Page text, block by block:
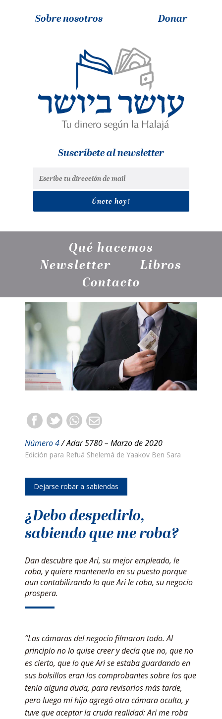
Sobre nosotros Donar
Suscríbete al newsletter
Qué hacemos
Newsletter
Libros
Contacto
Número 4/ Adar 5780 – Marzo de 2020
Edición para Refuá Shelemá de Yaakov Ben Sara
Dejarse robar a sabiendas
¿Debo despedirlo,
sabiendo que me roba?
Dan descubre que Ari, su mejor empleado, le
roba, y quiere mantenerlo en su puesto porque
aun contabilizando lo que Ari le roba, su negocio
prospera.
“Las cámaras del negocio filmaron todo. Al
principio no lo quise creer y decía que no, que no
es cierto, que lo que Ari se estaba guardando en
sus bolsillos eran los comprobantes sobre los que
tenía alguna duda, para revisarlos más tarde,
pero luego mi hijo agregó otra cámara oculta, y
tuve que aceptar la cruda realidad: Ari me roba